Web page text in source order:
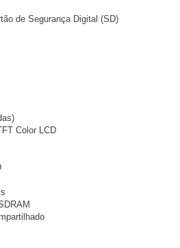
de Segurança Digital (SD)
Color LCD